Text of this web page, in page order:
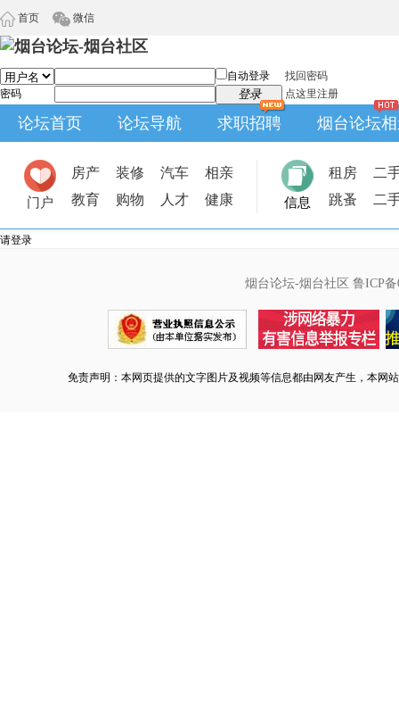
首页 微信
自动登录
找回密码
密码
登录 点这里注册
论坛首页 论坛导航 求职招聘 烟台论坛
门户
房产 装修 汽车
相亲
教育
购物 人才 健康 信息
租房
二
跳蚤
二
请登录
烟台论坛-烟台社区 鲁ICP备
免责声明：本网页提供的文字图片及视频等信息都由网友产生，本网